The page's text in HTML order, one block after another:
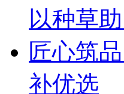
以种草
匠心筑
补优选